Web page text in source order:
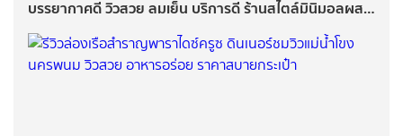
บรรยากาศดี วิวสวย ลมเย็น บริการดี ร้านสไตล์มินิมอลผสม
กับความคลาสสิก บอกเลยต้องลองมา